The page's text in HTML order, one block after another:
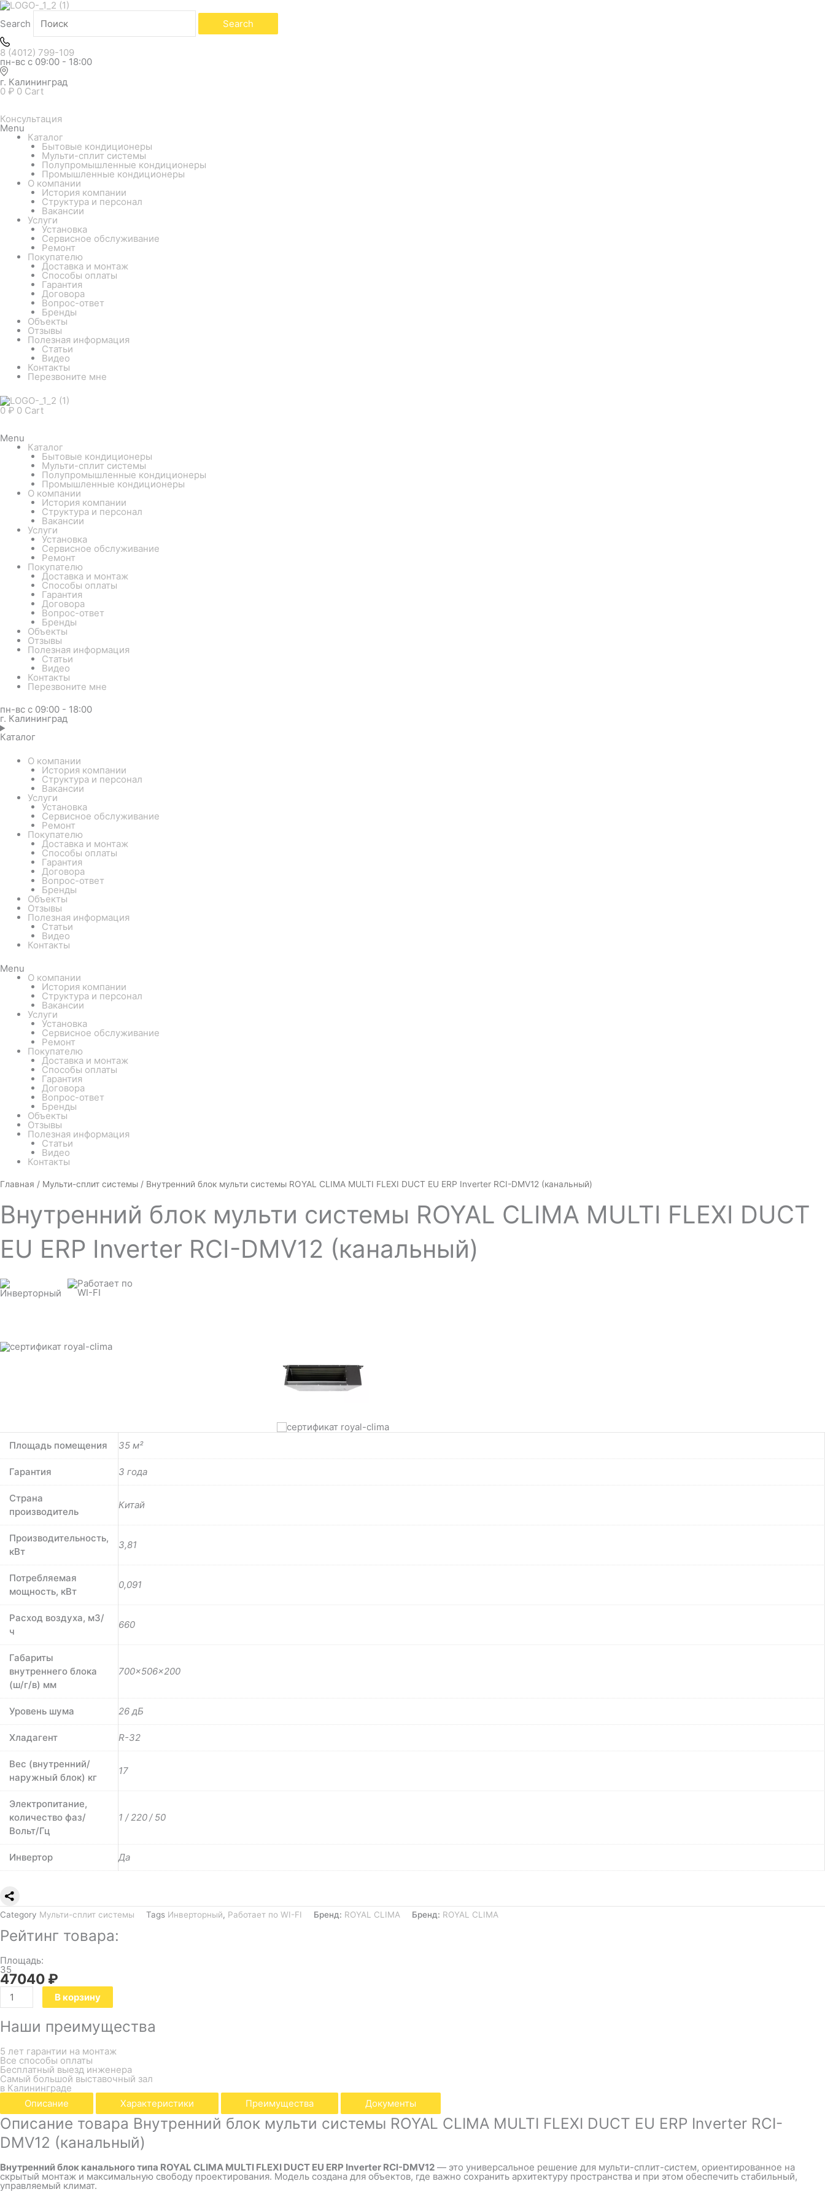
Search Search
8 (4012) 799-109
пн-вс с 09:00 - 18:00
г. Калининград
0 ₽ 0 Cart
Консультация
Menu
Каталог
Бытовые кондиционеры
Мульти-сплит системы
Полупромышленные кондиционеры
Промышленные кондиционеры
О компании
История компании
Структура и персонал
Вакансии
Услуги
Установка
Сервисное обслуживание
Ремонт
Покупателю
Доставка и монтаж
Способы оплаты
Гарантия
Договора
Вопрос-ответ
Бренды
Объекты
Отзывы
Полезная информация
Статьи
Видео
Контакты
Перезвоните мне
0 ₽ 0 Cart
Menu
Каталог
Бытовые кондиционеры
Мульти-сплит системы
Полупромышленные кондиционеры
Промышленные кондиционеры
О компании
История компании
Структура и персонал
Вакансии
Услуги
Установка
Сервисное обслуживание
Ремонт
Покупателю
Доставка и монтаж
Способы оплаты
Гарантия
Договора
Вопрос-ответ
Бренды
Объекты
Отзывы
Полезная информация
Статьи
Видео
Контакты
Перезвоните мне
пн-вс с 09:00 - 18:00
г. Калининград
Каталог
О компании
История компании
Структура и персонал
Вакансии
Услуги
Установка
Сервисное обслуживание
Ремонт
Покупателю
Доставка и монтаж
Способы оплаты
Гарантия
Договора
Вопрос-ответ
Бренды
Объекты
Отзывы
Полезная информация
Статьи
Видео
Контакты
Menu
О компании
История компании
Структура и персонал
Вакансии
Услуги
Установка
Сервисное обслуживание
Ремонт
Покупателю
Доставка и монтаж
Способы оплаты
Гарантия
Договора
Вопрос-ответ
Бренды
Объекты
Отзывы
Полезная информация
Статьи
Видео
Контакты
Главная / Мульти-сплит системы / Внутренний блок мульти системы ROYAL CLIMA MULTI FLEXI DUCT EU ERP Inverter RCI-DMV12 (канальный)
Внутренний блок мульти системы ROYAL CLIMA MULTI FLEXI DUCT
EU ERP Inverter RCI-DMV12 (канальный)
Площадь помещения 35 м²
Гарантия 3 года
Страна
производитель
Китай
Производительность,
кВт
3,81
Потребляемая
мощность, кВт
0,091
Расход воздуха, м3/
ч
660
Габариты
внутреннего блока
(ш/г/в) мм
700×506×200
Уровень шума 26 дБ
Хладагент R-32
Вес (внутренний/
наружный блок) кг
17
Электропитание,
количество фаз/
Вольт/Гц
1 / 220 / 50
Инвертор Да
Category Мульти-сплит системы Tags Инверторный, Работает по WI-FI Бренд: ROYAL CLIMA Бренд: ROYAL CLIMA
Рейтинг товара:
Площадь:
35
47040 ₽
Количество
блок
мульти
системы
ROYAL
CLIMA
MULTI
DUCT
EU
ERP
В корзину
Наши преимущества
5 лет гарантии на монтаж
Все способы оплаты
Бесплатный выезд инженера
Самый большой выставочный зал
в Калининграде
Описание
Характеристики Преимущества Документы
Описание товара Внутренний блок мульти системы ROYAL CLIMA MULTI FLEXI DUCT EU ERP Inverter RCI-
DMV12 (канальный)
Внутренний блок канального типа ROYAL CLIMA MULTI FLEXI DUCT EU ERP Inverter RCI-DMV12 — это универсальное решение для мульти-сплит-систем, ориентированное на
скрытый монтаж и максимальную свободу проектирования. Модель создана для объектов, где важно сохранить архитектуру пространства и при этом обеспечить стабильный,
управляемый климат.